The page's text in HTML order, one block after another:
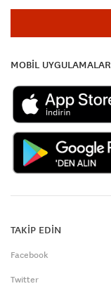
MOBİL UYGULAMALAR
TAKİP EDİN
Facebook
Twitter